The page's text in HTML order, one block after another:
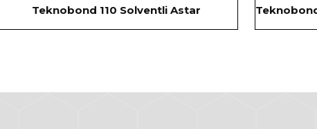
Teknobond 110 Solventli Astar